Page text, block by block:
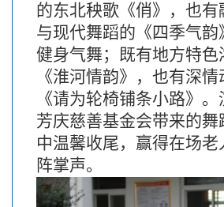
的东北秧歌《俏》，也有
与现代舞蹈的《四季气韵
健身气舞；既有地方特色
《淮河情韵》，也有深
《请为轮椅铺条小路》
芳庆慈善基金会带来的舞
中温馨收尾，赢得在场
阵掌声。